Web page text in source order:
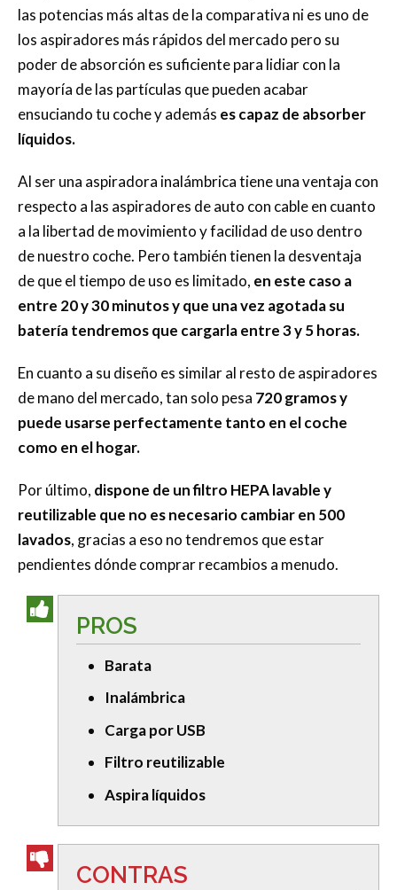
las potencias más altas de la comparativa ni es uno de
los aspiradores más rápidos del mercado pero su
poder de absorción es suficiente para lidiar con la
mayoría de las partículas que pueden acabar
ensuciando tu coche y además es capaz de absorber
líquidos.
Al ser una aspiradora inalámbrica tiene una ventaja con
respecto a las aspiradores de auto con cable en cuanto
a la libertad de movimiento y facilidad de uso dentro
de nuestro coche. Pero también tienen la desventaja
de que el tiempo de uso es limitado, en este caso a
entre 20 y 30 minutos y que una vez agotada su
batería tendremos que cargarla entre 3 y 5 horas.
En cuanto a su diseño es similar al resto de aspiradores
de mano del mercado, tan solo pesa 720 gramos y
puede usarse perfectamente tanto en el coche
como en el hogar.
Por último, dispone de un filtro HEPA lavable y
reutilizable que no es necesario cambiar en 500
lavados, gracias a eso no tendremos que estar
pendientes dónde comprar recambios a menudo.
PROS
Barata
Inalámbrica
Carga por USB
Filtro reutilizable
Aspira líquidos
CONTRAS